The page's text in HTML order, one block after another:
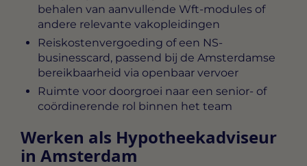
behalen van aanvullende Wft-modules of
andere relevante vakopleidingen
Reiskostenvergoeding of een NS-
businesscard, passend bij de Amsterdamse
bereikbaarheid via openbaar vervoer
Ruimte voor doorgroei naar een senior- of
coördinerende rol binnen het team
Werken als Hypotheekadviseur
in Amsterdam